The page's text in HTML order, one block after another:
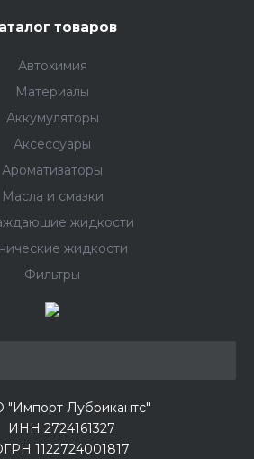
товаров
Автохимия
Материалы
Аккумуляторы
Аксессуары
Ароматизаторы
Масла и смазки
жидкости
жидкости
Фильтры
Лубрикантс"
ИНН 2724161327
1122724001817